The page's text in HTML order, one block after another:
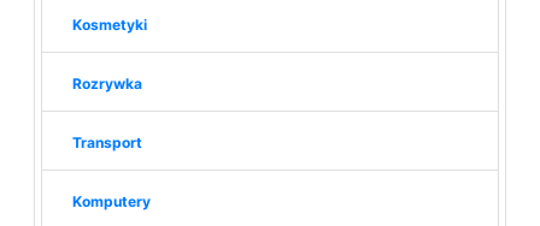
Kosmetyki
Rozrywka
Transport
Komputery